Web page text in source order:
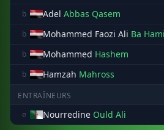
b Adel Abbas Qasem
b Mohammed Faozi Ali Ba
b Mohammed Hashem
b Hamzah Mahross
ENTRAÎNEURS
e
Nourredine Ould Ali